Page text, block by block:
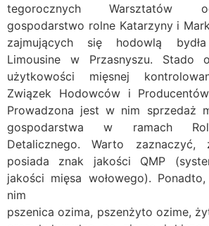
tegorocznych Warsztatów
gospodarstwo rolne Katarzyny i
zajmujących się hodowlą
Limousine w Przasnyszu. Stado
użytkowości mięsnej
Związek Hodowców i
Prowadzona jest w nim sprzedaż
gospodarstwa w ramach
Detalicznego. Warto zaznaczyć,
posiada znak jakości QMP
jakości mięsa wołowego).
nim
pszenica ozima, pszenżyto ozime,